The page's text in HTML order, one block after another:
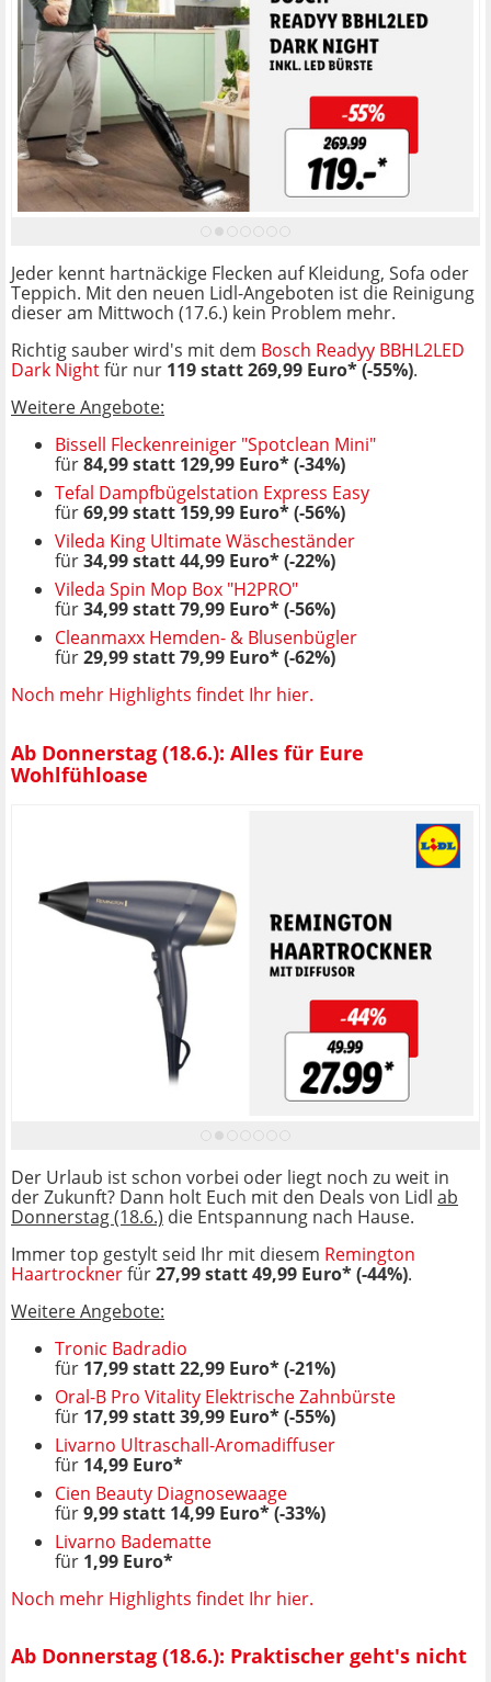
Jeder kennt hartnäckige Flecken auf Kleidung, Sofa oder
Teppich. Mit den neuen Lidl-Angeboten ist die Reinigung
dieser am Mittwoch (17.6.) kein Problem mehr.
Richtig sauber wird's mit dem Bosch Readyy BBHL2LED
Dark Nightfür nur 119 statt 269,99 Euro* (-55%).
Weitere Angebote:
Bissell Fleckenreiniger "Spotclean Mini"
für84,99 statt 129,99 Euro* (-34%)
Tefal Dampfbügelstation Express Easy
für69,99 statt 159,99 Euro* (-56%)
Vileda King Ultimate Wäscheständer
für34,99 statt 44,99 Euro* (-22%)
Vileda Spin Mop Box "H2PRO"
für34,99 statt 79,99 Euro* (-56%)
Cleanmaxx Hemden- & Blusenbügler
für29,99 statt 79,99 Euro* (-62%)
Noch mehr Highlights findet Ihr hier.
Ab Donnerstag (18.6.): Alles für Eure
Wohlfühloase
Der Urlaub ist schon vorbei oder liegt noch zu weit in
der Zukunft? Dann holt Euch mit den Deals von Lidl ab
Donnerstag (18.6.) die Entspannung nach Hause.
Immer top gestylt seid Ihr mit diesem Remington
Haartrocknerfür27,99 statt 49,99 Euro* (-44%).
Weitere Angebote:
Tronic Badradio
für 17,99 statt 22,99 Euro* (-21%)
Oral-B Pro Vitality Elektrische Zahnbürste
für 17,99 statt 39,99 Euro* (-55%)
Livarno Ultraschall-Aromadiffuser
für 14,99 Euro*
Cien Beauty Diagnosewaage
für9,99 statt 14,99 Euro* (-33%)
Livarno Badematte
für 1,99 Euro*
Noch mehr Highlights findet Ihr hier.
Ab Donnerstag (18.6.): Praktischer geht's nicht